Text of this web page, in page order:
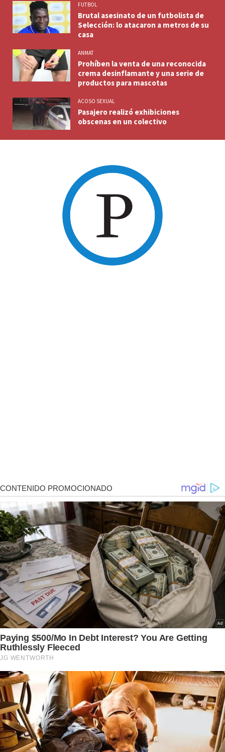
FUTBOL
Brutal asesinato de un futbolista de
Selección: lo atacaron a metros de su
casa
ANMAT
Prohíben la venta de una reconocida
crema desinflamante y una serie de
productos para mascotas
ACOSO SEXUAL
Pasajero realizó exhibiciones
obscenas en un colectivo